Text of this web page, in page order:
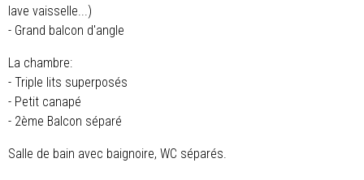
lave vaisselle...)
- Grand balcon d'angle
La chambre:
- Triple lits superposés
- Petit canapé
- 2ème Balcon séparé
Salle de bain avec baignoire, WC séparés.